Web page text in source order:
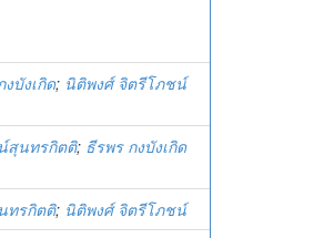
บังเกิด; นิติพงศ์ จิตรีโภชน์
สุนทรกิตติ; ธีรพร กงบังเกิด
ทรกิตติ; นิติพงศ์ จิตรีโภชน์